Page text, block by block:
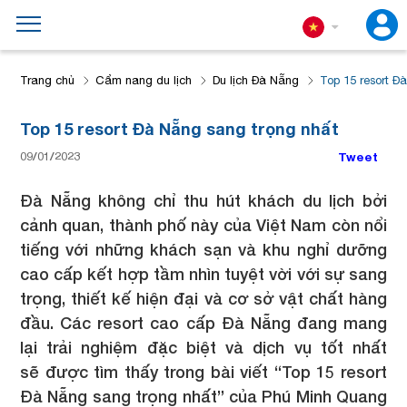
Trang chủ Cẩm nang du lịch Du lịch Đà Nẵng Top 15 resort
Top 15 resort Đà Nẵng sang trọng nhất
09/01/2023 Tweet
Đà Nẵng không chỉ thu hút khách du lịch bởi
cảnh quan, thành phố này của Việt Nam còn nổi
tiếng với những khách sạn và khu nghỉ dưỡng
cao cấp kết hợp tầm nhìn tuyệt vời với sự sang
trọng, thiết kế hiện đại và cơ sở vật chất hàng
đầu. Các resort cao cấp Đà Nẵng đang mang
lại trải nghiệm đặc biệt và dịch vụ tốt nhất
sẽ được tìm thấy trong bài viết “Top 15 resort
Đà Nẵng sang trọng nhất” của Phú Minh Quang